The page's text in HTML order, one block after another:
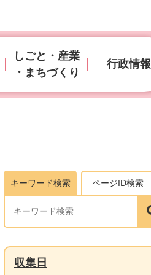
しごと・産業
・まちづくり
行政情報
キーワード検索 ページID検索
収集日